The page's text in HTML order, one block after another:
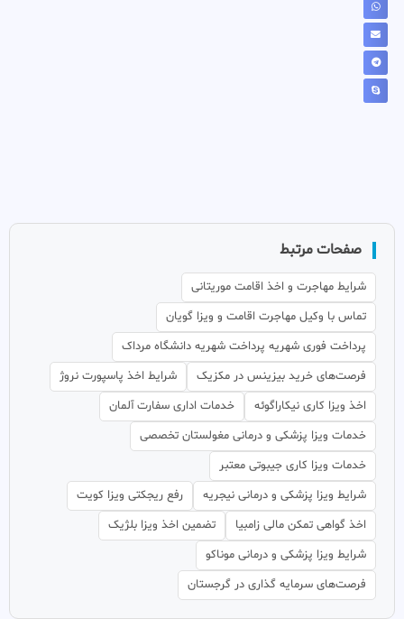
صفحات مرتبط
شرایط مهاجرت و اخذ اقامت موریتانی
تماس با وکیل مهاجرت اقامت و ویزا گویان
پرداخت فوری شهریه پرداخت شهریه دانشگاه مرداک
فرصت‌های خرید بیزینس در مکزیک
شرایط اخذ پاسپورت نروژ
اخذ ویزا کاری نیکاراگوئه
خدمات اداری سفارت آلمان
خدمات ویزا پزشکی و درمانی مغولستان تخصصی
خدمات ویزا کاری جیبوتی معتبر
شرایط ویزا پزشکی و درمانی نیجریه
رفع ریجکتی ویزا کویت
اخذ گواهی تمکن مالی زامبیا
تضمین اخذ ویزا بلژیک
شرایط ویزا پزشکی و درمانی موناکو
فرصت‌های سرمایه گذاری در گرجستان